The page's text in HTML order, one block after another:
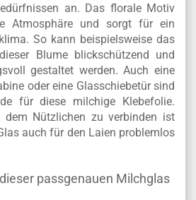
an. Das florale Motiv
Atmosphäre und sorgt für ein
So kann beispielsweise das
Blume blickschützend und
gestaltet werden. Auch eine
oder eine Glasschiebetür sind
für diese milchige Klebefolie.
dem Nützlichen zu verbinden ist
auch für den Laien problemlos
passgenauen Milchglas